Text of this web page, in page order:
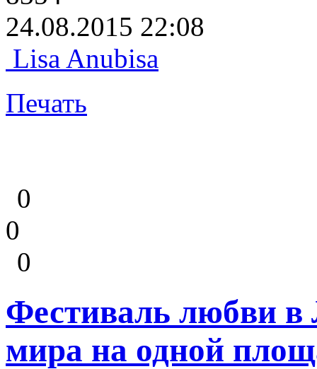
24.08.2015 22:08
Lisa Anubisa
Печать
0
0
0
Фестиваль любви в
мира на одной